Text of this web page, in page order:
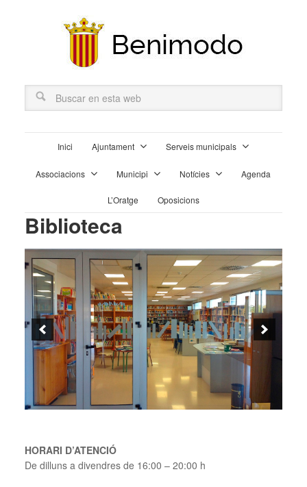
Inici Ajuntament Serveis municipals
Associacions Municipi Notícies Agenda
L’Oratge Oposicions
Biblioteca
HORARI D’ATENCIÓ
De dilluns a divendres de 16:00 – 20:00 h